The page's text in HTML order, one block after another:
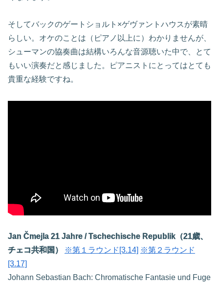
そしてバックのゲートショルト×ゲヴァントハウスが素晴
らしい。オケのことは（ピアノ以上に）わかりませんが、
シューマンの協奏曲は結構いろんな音源聴いた中で、とて
もいい演奏だと感じました。ピアニストにとってはとても
貴重な経験ですね。
Jan Čmejla 21 Jahre / Tschechische Republik（21歳、
チェコ共和国）
※第１ラウンド[3.14] ※第２ラウンド
[3.17]
Johann Sebastian Bach: Chromatische Fantasie und Fuge